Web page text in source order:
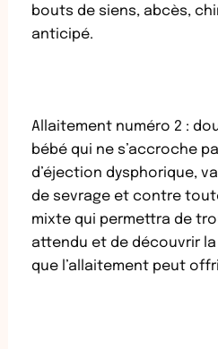
bouts de siens, abcès,
anticipé.
Allaitement numéro 2 :
bébé qui ne s’accroche
d’éjection dysphorique,
de sevrage et contre
mixte qui permettra de
attendu et de découvrir
que l’allaitement peut